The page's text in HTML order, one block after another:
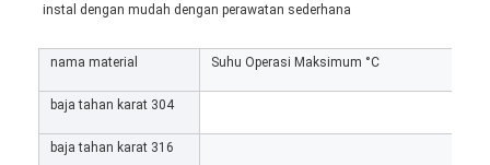
instal dengan mudah dengan perawatan sederhana
nama material Suhu Operasi Maksimum °C
baja tahan karat 304
baja tahan karat 316